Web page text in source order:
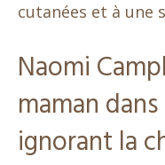
cutanées et à une
Naomi
maman
ignorant la